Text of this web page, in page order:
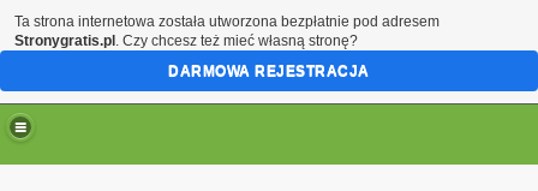
Ta strona internetowa została utworzona bezpłatnie pod adresem
Stronygratis.pl . Czy chcesz też mieć własną stronę?
DARMOWA REJESTRACJA